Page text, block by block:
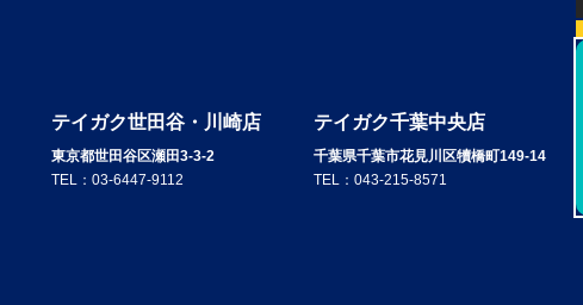
テイガク世田谷・川崎店
東京都世田谷区瀬田3-3-2
TEL： 03-6447-9112
テイガク千葉中央店
千葉県千葉市花見川区犢橋町149-14
TEL： 043-215-8571